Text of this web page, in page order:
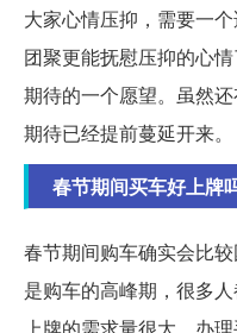
大家心情压抑，需要一
团聚更能抚慰压抑的心
期待的一个愿望。虽然
期待已经提前蔓延开来。
春节期间买车好上牌
春节期间购车确实会比
是购车的高峰期，很多